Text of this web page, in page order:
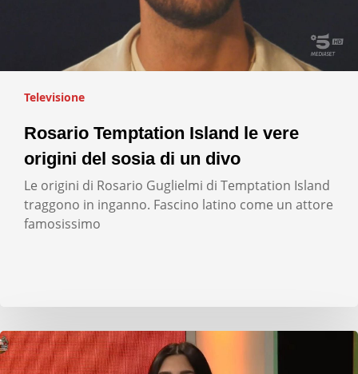
Televisione
Rosario Temptation Island le vere
origini del sosia di un divo
Le origini di Rosario Guglielmi di Temptation Island
traggono in inganno. Fascino latino come un attore
famosissimo